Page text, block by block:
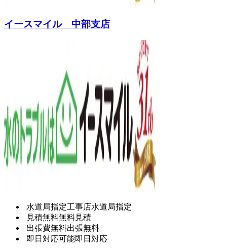
イースマイル 中部支店
水道局指定工事店水道局指定
見積無料無料見積
出張費無料出張無料
即日対応可能即日対応